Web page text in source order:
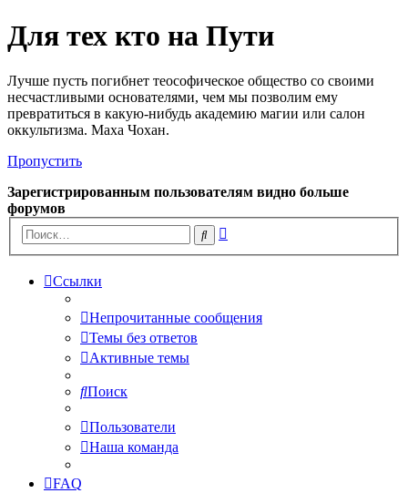
Для тех кто на Пути
Лучше пусть погибнет теософическое общество со своими
несчастливыми основателями, чем мы позволим ему
превратиться в какую-нибудь академию магии или салон
оккультизма. Маха Чохан.
Пропустить
Зарегистрированным пользователям видно больше
форумов
Поиск
Ссылки
Непрочитанные сообщения
Темы без ответов
Активные темы
Поиск
Пользователи
Наша команда
FAQ